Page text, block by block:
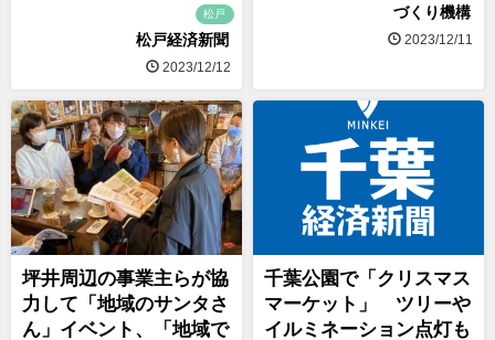
松戸
松戸経済新聞
2023/12/12
づくり機構
2023/12/11
坪井周辺の事業主らが協
力して「地域のサンタさ
ん」イベント、「地域で
千葉公園で「クリスマス
マーケット」 ツリーや
イルミネーション点灯も